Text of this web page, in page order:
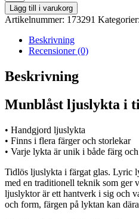
Lägg till i varukorg
Artikelnummer: 173291 Kategorier:
Beskrivning
Recensioner (0)
Beskrivning
Munblåst ljuslykta i
• Handgjord ljuslykta
• Finns i flera färger och storlekar
• Varje lykta är unik i både färg
Tidlös ljuslykta i färgat glas. Lyric
med en traditionell teknik som ger
ljuslyktor är ett hantverk i sig och
och form, färgen på lyktan kan